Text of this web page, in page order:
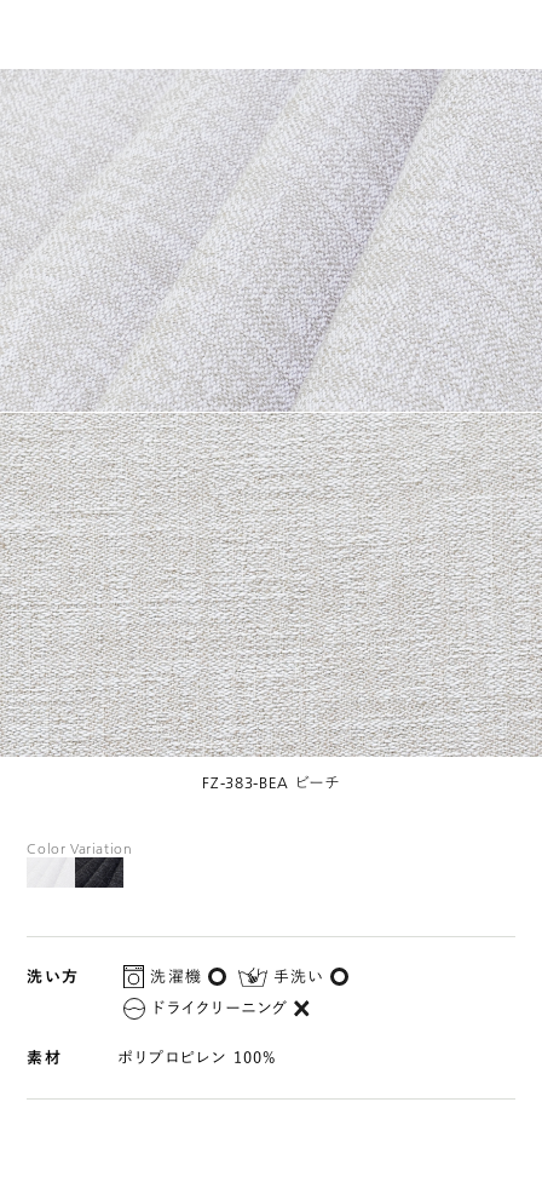
FZ-383-BEA ビーチ
Color Variation
洗い方 洗濯機
手洗い
ドライクリーニング
素材 ポリプロピレン 100%